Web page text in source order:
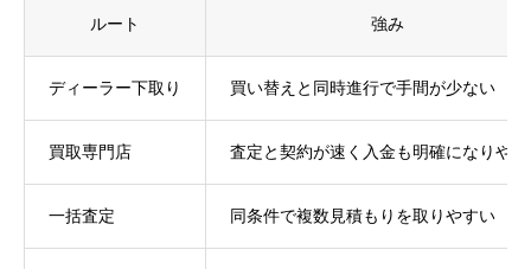
ルート 強み
ディーラー下取り 買い替えと同時進行で手間が少ない
買取専門店 査定と契約が速く入金も明確になりや
一括査定 同条件で複数見積もりを取りやすい